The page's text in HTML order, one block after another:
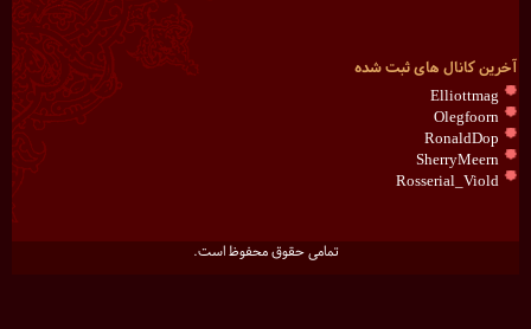
آخرین کانال های ثبت شده
Elliottmag
Olegfoorn
RonaldDop
SherryMeern
Rosserial_Viold
تمامی حقوق محفوظ است.